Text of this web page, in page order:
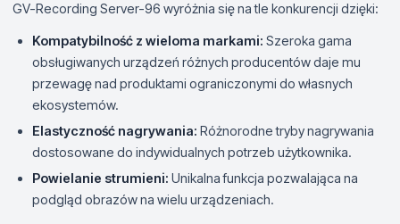
GV-Recording Server-96 wyróżnia się na tle konkurencji dzięki:
Kompatybilność z wieloma markami: Szeroka gama
obsługiwanych urządzeń różnych producentów daje mu
przewagę nad produktami ograniczonymi do własnych
ekosystemów.
Elastyczność nagrywania: Różnorodne tryby nagrywania
dostosowane do indywidualnych potrzeb użytkownika.
Powielanie strumieni: Unikalna funkcja pozwalająca na
podgląd obrazów na wielu urządzeniach.